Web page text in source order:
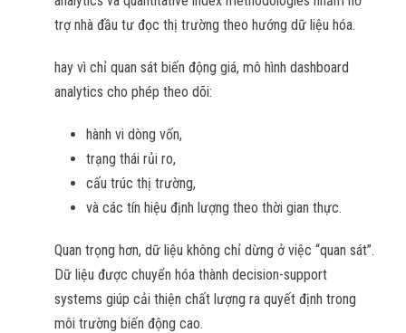
trợ nhà đầu tư đọc thị trường theo hướng dữ liệu hóa.
hay vì chỉ quan sát biến động giá, mô hình dashboard
analytics cho phép theo dõi:
hành vi dòng vốn,
trạng thái rủi ro,
cấu trúc thị trường,
và các tín hiệu định lượng theo thời gian thực.
Quan trọng hơn, dữ liệu không chỉ dừng ở việc “quan sát”.
Dữ liệu được chuyển hóa thành decision-support
systems giúp cải thiện chất lượng ra quyết định trong
môi trường biến động cao.